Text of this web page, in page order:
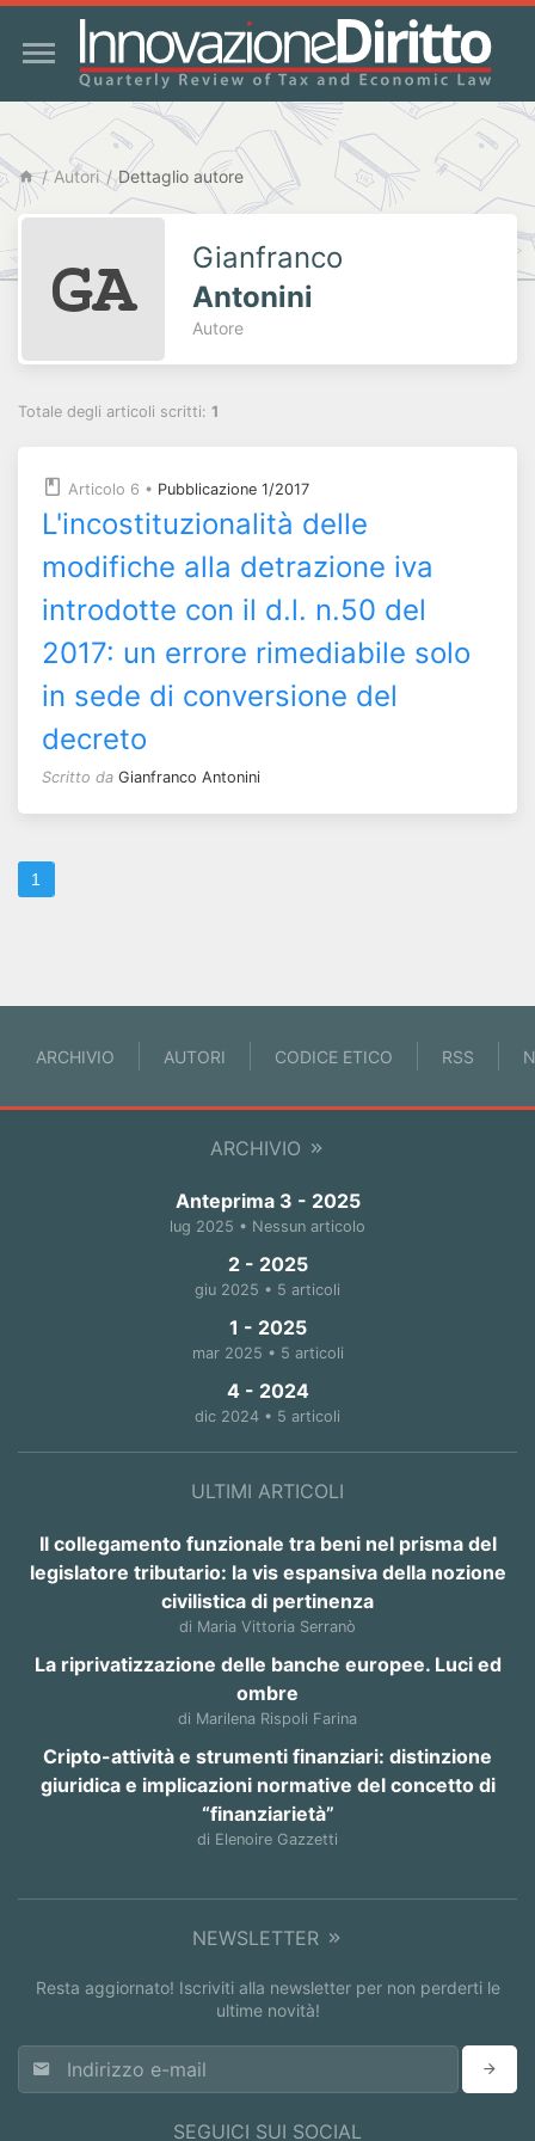
Autori Dettaglio autore
Gianfranco
Antonini
Autore
Totale degli articoli scritti: 1
Articolo 6 • Pubblicazione 1/2017
L'incostituzionalità delle
modifiche alla detrazione iva
introdotte con il d.l. n.50 del
2017: un errore rimediabile solo
in sede di conversione del
decreto
Scritto da Gianfranco Antonini
1
ARCHIVIO AUTORI CODICE ETICO RSS
ARCHIVIO
Anteprima 3 - 2025
lug 2025 • Nessun articolo
2 - 2025
giu 2025 • 5 articoli
1 - 2025
mar 2025 • 5 articoli
4 - 2024
dic 2024 • 5 articoli
ULTIMI ARTICOLI
Il collegamento funzionale tra beni nel prisma del
legislatore tributario: la vis espansiva della nozione
civilistica di pertinenza
di Maria Vittoria Serranò
La riprivatizzazione delle banche europee. Luci ed
ombre
di Marilena Rispoli Farina
Cripto-attività e strumenti finanziari: distinzione
giuridica e implicazioni normative del concetto di
“finanziarietà”
di Elenoire Gazzetti
NEWSLETTER
Resta aggiornato! Iscriviti alla newsletter per non perderti le
ultime novità!
SEGUICI SUI SOCIAL